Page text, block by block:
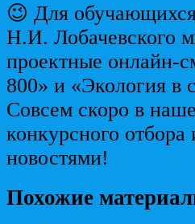
😉 Для
Н.И. Лобачевского
проектные онлайн-
800» и «Экология в
Совсем скоро в
конкурсного отбора
новостями!
Похожие